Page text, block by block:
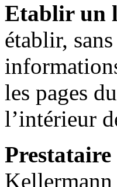
Etablir un
établir,
les pages
l’intérieur
Prestataire